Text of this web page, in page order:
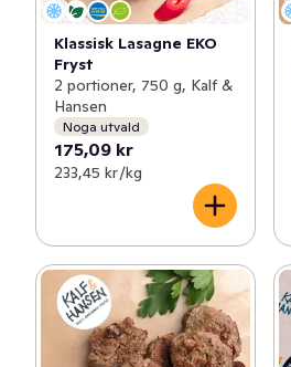
Klassisk Lasagne EKO
Fryst
2 portioner, 750 g, Kalf &
Hansen
Noga utvald
175,09 kr
233,45 kr /kg